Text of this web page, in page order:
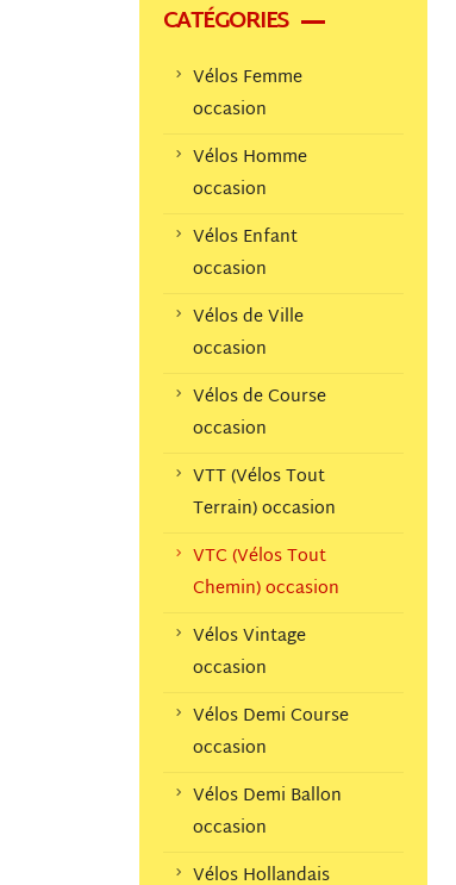
CATÉGORIES
Vélos Femme
occasion
Vélos Homme
occasion
Vélos Enfant
occasion
Vélos de Ville
occasion
Vélos de Course
occasion
VTT (Vélos Tout
Terrain) occasion
VTC (Vélos Tout
Chemin) occasion
Vélos Vintage
occasion
Vélos Demi Course
occasion
Vélos Demi Ballon
occasion
Vélos Hollandais